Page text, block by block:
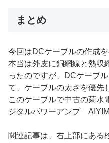
まとめ
今回はDCケーブルの作成を
本当は外皮に銅網線と熱収
ったのですが、DCケーブ
て、ケーブルの太さを優先
このケーブルで中古の菊水
ジタルパワーアンプ
関連記事は、右上部にある